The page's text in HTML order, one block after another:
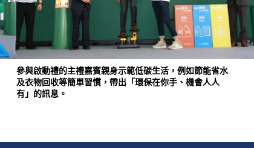
參與啟動禮的主禮嘉賓親身示範低碳生活，例如節能省水
及衣物回收等簡單習慣，帶出「環保在你手、機會人人
有」的訊息。